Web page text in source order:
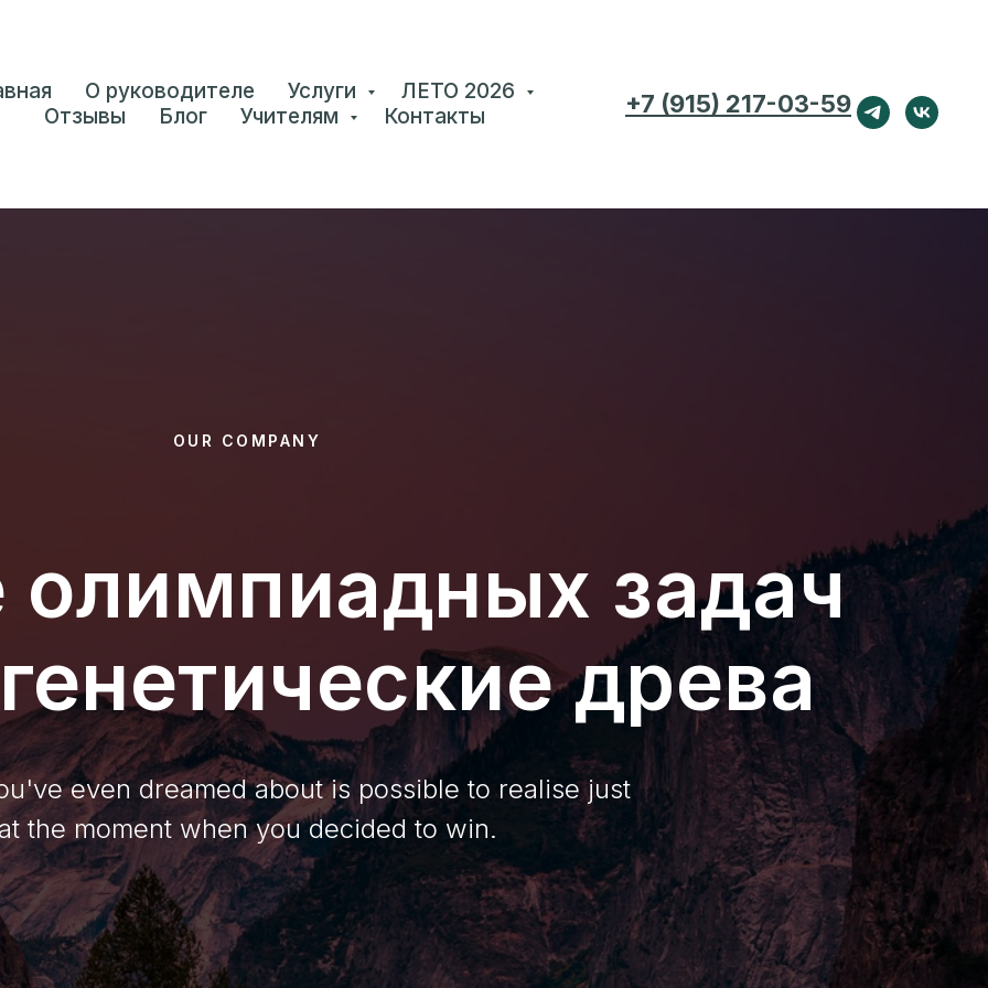
О руководителе Услуги
ЛЕТО 2026
Отзывы
Блог Учителям Контакты +7 (915) 217-03-59
OUR COMPANY
задач
древа
even dreamed about is possible to realise just
the moment when you decided to win.